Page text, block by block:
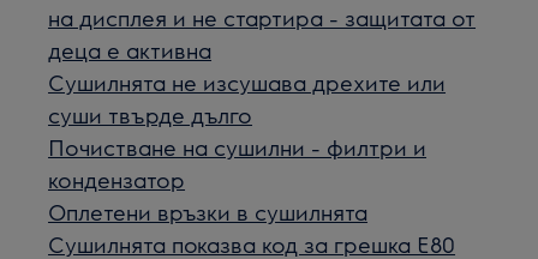
на дисплея и не стартира - защитата от
деца е активна
Сушилнята не изсушава дрехите или
суши твърде дълго
Почистване на сушилни - филтри и
кондензатор
Оплетени връзки в сушилнята
Сушилнята показва код за грешка Е80